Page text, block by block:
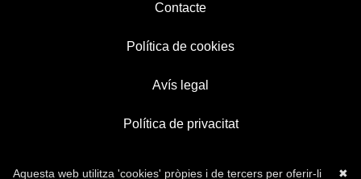
Contacte
Política de cookies
Avís legal
Política de privacitat
✖
Aquesta web utilitza 'cookies' pròpies i de tercers per oferir-li